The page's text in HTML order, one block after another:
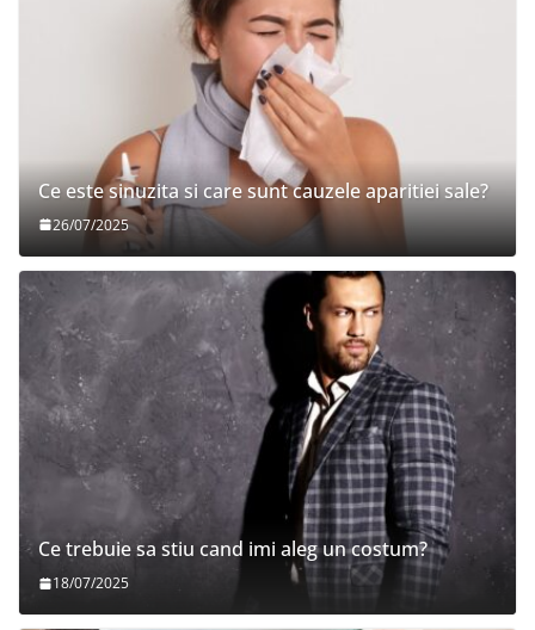
Ce este sinuzita si care sunt cauzele aparitiei sale?
26/07/2025
Ce trebuie sa stiu cand imi aleg un costum?
18/07/2025